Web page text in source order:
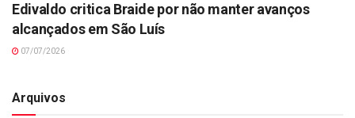
Edivaldo critica Braide por não manter avanços
alcançados em São Luís
07/07/2026
Arquivos